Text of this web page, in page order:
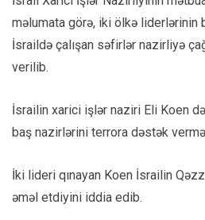
məlumata görə, iki ölkə liderlərinin
İsraildə çalışan səfirlər nazirliyə
verilib.
İsrailin xarici işlər naziri Eli Koen
baş nazirlərini terrora dəstək
İki lideri qınayan Koen İsrailin
əməl etdiyini iddia edib.